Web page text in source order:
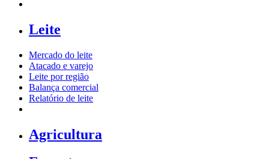
Leite
Mercado do leite
Atacado e varejo
Leite por região
Balança comercial
Relatório de leite
Agricultura